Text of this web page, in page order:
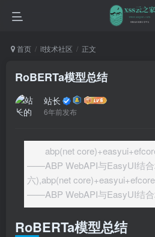
首页 it技术社区 正文
RoBERTa模型总结
站长
6年前发布
abp(net
——ABP WebAPI与EasyUI结
六),abp(net
——ABP WebAPI与EasyUI结合
RoBERTa模型总结